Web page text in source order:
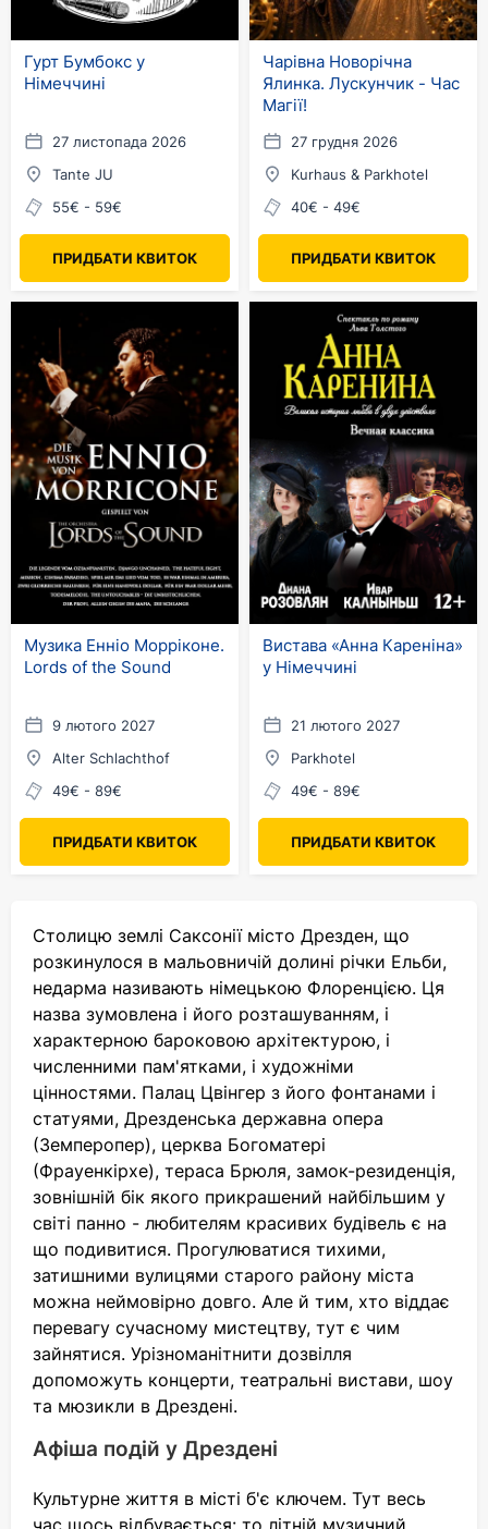
Гурт Бумбокс у
Німеччині
27 листопада 2026
Tante JU
55€ - 59€
ПРИДБАТИ КВИТОК
Чарівна Новорічна
Ялинка. Лускунчик - Час
Магії!
27 грудня 2026
Kurhaus & Parkhotel
40€ - 49€
ПРИДБАТИ КВИТОК
Музика Енніо Морріконе.
Lords of the Sound
9 лютого 2027
Alter Schlachthof
49€ - 89€
ПРИДБАТИ КВИТОК
Вистава «Анна Кареніна»
у Німеччині
21 лютого 2027
Parkhotel
49€ - 89€
ПРИДБАТИ КВИТОК
Столицю землі Саксонії місто Дрезден, що
розкинулося в мальовничій долині річки Ельби,
недарма називають німецькою Флоренцією. Ця
назва зумовлена і його розташуванням, і
характерною бароковою архітектурою, і
численними пам'ятками, і художніми
цінностями. Палац Цвінгер з його фонтанами і
статуями, Дрезденська державна опера
(Земперопер), церква Богоматері
(Фрауенкірхе), тераса Брюля, замок-резиденція,
зовнішній бік якого прикрашений найбільшим у
світі панно - любителям красивих будівель є на
що подивитися. Прогулюватися тихими,
затишними вулицями старого району міста
можна неймовірно довго. Але й тим, хто віддає
перевагу сучасному мистецтву, тут є чим
зайнятися. Урізноманітнити дозвілля
допоможуть концерти, театральні вистави, шоу
та мюзикли в Дрездені.
Афіша подій у Дрездені
Культурне життя в місті б'є ключем. Тут весь